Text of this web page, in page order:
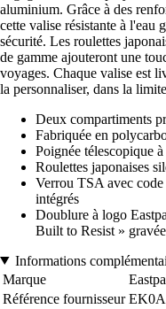
aluminium. Grâce à des
cette valise résistante à l'eau
sécurité. Les roulettes
de gamme ajouteront une
voyages. Chaque valise est
la personnaliser, dans la
Deux compartiments
Fabriquée en
Poignée télescopique
Roulettes japonaises
Verrou TSA avec
intégrés
Doublure à logo
Built to Resist »
Informations
Marque
Référence fournisseur